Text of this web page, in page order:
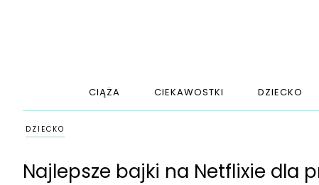
CIĄŻA CIEKAWOSTKI DZIECKO
DZIECKO
Najlepsze bajki na Netflixie dla